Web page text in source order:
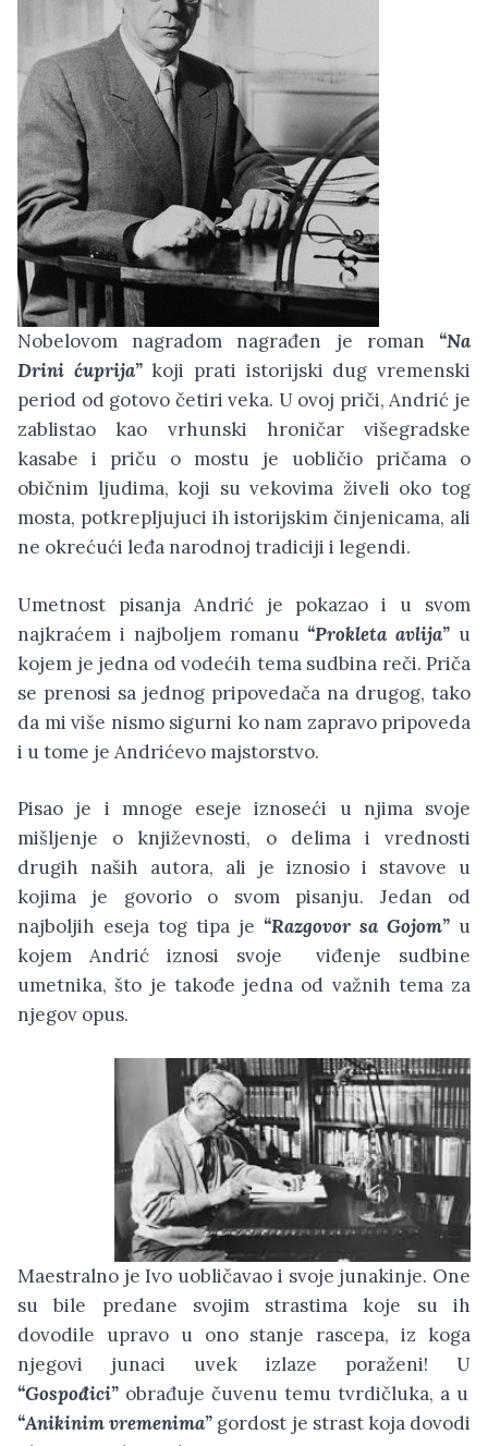
Nobelovom nagradom nagrađen je roman “Na
Drini ćuprija” koji prati istorijski dug vremenski
period od gotovo četiri veka. U ovoj priči, Andrić je
zablistao kao vrhunski hroničar višegradske
kasabe i priču o mostu je uobličio pričama o
običnim ljudima, koji su vekovima živeli oko tog
mosta, potkrepljujuci ih istorijskim činjenicama, ali
ne okrećući leđa narodnoj tradiciji i legendi.
Umetnost pisanja Andrić je pokazao i u svom
najkraćem i najboljem romanu “Prokleta avlija” u
kojem je jedna od vodećih tema sudbina reči. Priča
se prenosi sa jednog pripovedača na drugog, tako
da mi više nismo sigurni ko nam zapravo pripoveda
i u tome je Andrićevo majstorstvo.
Pisao je i mnoge eseje iznoseći u njima svoje
mišljenje o književnosti, o delima i vrednosti
drugih naših autora, ali je iznosio i stavove u
kojima je govorio o svom pisanju. Jedan od
najboljih eseja tog tipa je “Razgovor sa Gojom” u
kojem Andrić iznosi svoje
viđenje sudbine
umetnika, što je takođe jedna od važnih tema za
njegov opus.
Maestralno je Ivo uobličavao i svoje junakinje. One
su bile predane svojim strastima koje su ih
dovodile upravo u ono stanje rascepa, iz koga
njegovi junaci uvek izlaze poraženi! U
“Gospođici” obrađuje čuvenu temu tvrdičluka, a u
“Anikinim vremenima” gordost je strast koja dovodi